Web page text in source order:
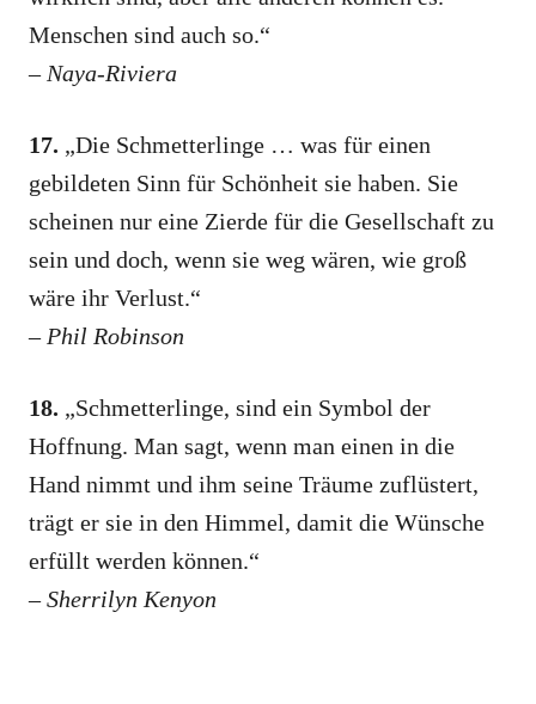
Menschen sind auch so.“
– Naya-Riviera
17. „Die Schmetterlinge … was für einen
gebildeten Sinn für Schönheit sie haben. Sie
scheinen nur eine Zierde für die Gesellschaft zu
sein und doch, wenn sie weg wären, wie groß
wäre ihr Verlust.“
– Phil Robinson
18. „Schmetterlinge, sind ein Symbol der
Hoffnung. Man sagt, wenn man einen in die
Hand nimmt und ihm seine Träume zuflüstert,
trägt er sie in den Himmel, damit die Wünsche
erfüllt werden können.“
–Sherrilyn Kenyon